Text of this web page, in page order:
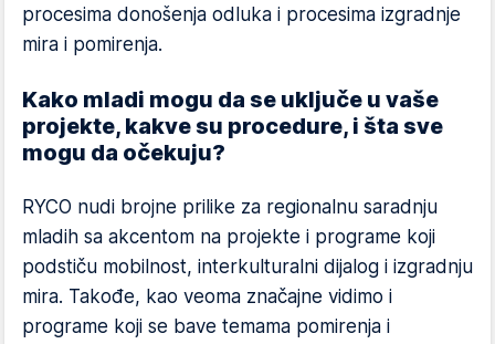
procesima donošenja odluka i procesima izgradnje
mira i pomirenja.
Kako mladi mogu da se uključe u vaše
projekte, kakve su procedure, i šta sve
mogu da očekuju?
RYCO nudi brojne prilike za regionalnu saradnju
mladih sa akcentom na projekte i programe koji
podstiču mobilnost, interkulturalni dijalog i izgradnju
mira. Takođe, kao veoma značajne vidimo i
programe koji se bave temama pomirenja i